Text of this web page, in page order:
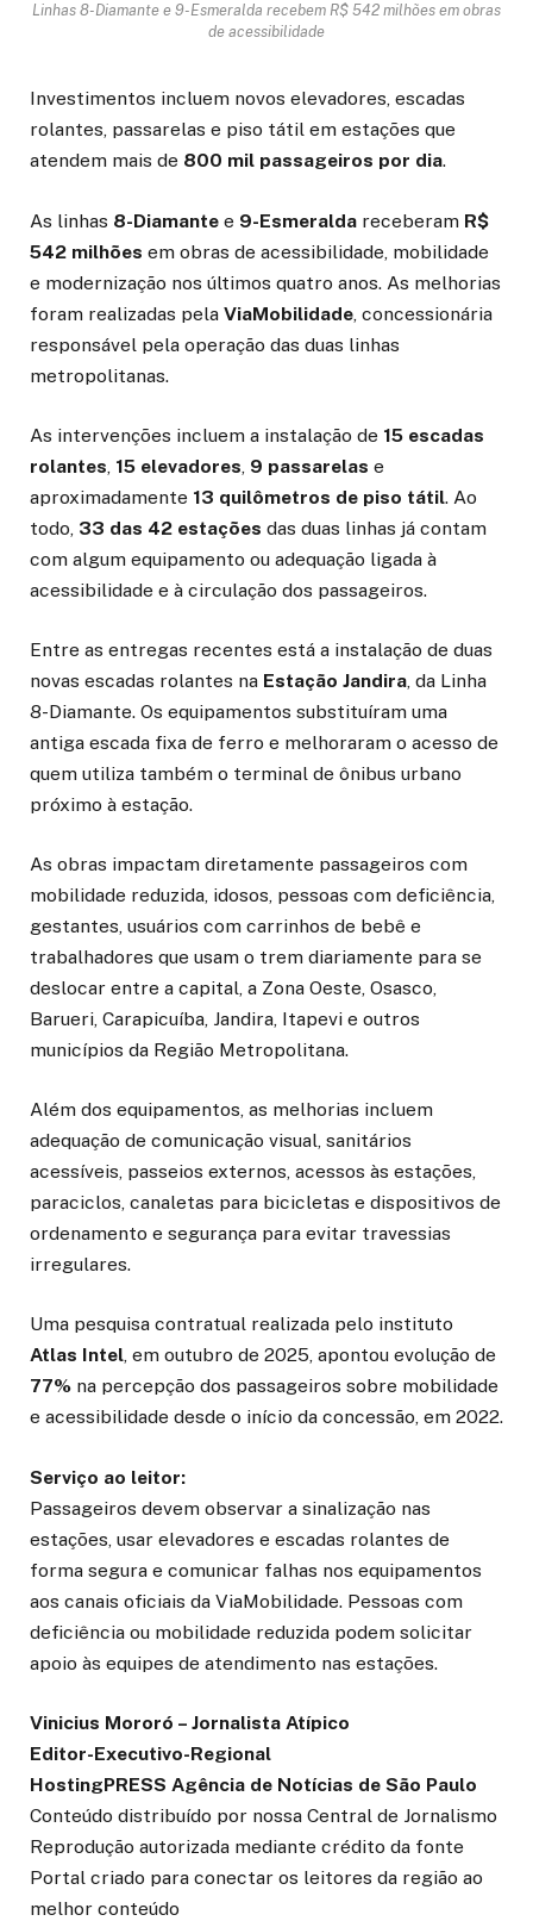
Linhas 8-Diamante e 9-Esmeralda recebem R$ 542 milhões em obras
de acessibilidade
Investimentos incluem novos elevadores, escadas
rolantes, passarelas e piso tátil em estações que
atendem mais de 800 mil passageiros por dia.
As linhas 8-Diamante e 9-Esmeralda receberam R$
542 milhões em obras de acessibilidade, mobilidade
e modernização nos últimos quatro anos. As melhorias
foram realizadas pela ViaMobilidade , concessionária
responsável pela operação das duas linhas
metropolitanas.
As intervenções incluem a instalação de 15 escadas
rolantes 15 elevadores 9 passarelas e
aproximadamente 13 quilômetros de piso tátil. Ao
todo, 33 das 42 estações das duas linhas já contam
com algum equipamento ou adequação ligada à
acessibilidade e à circulação dos passageiros.
Entre as entregas recentes está a instalação de duas
novas escadas rolantes na Estação Jandira, da Linha
8-Diamante. Os equipamentos substituíram uma
antiga escada fixa de ferro e melhoraram o acesso de
quem utiliza também o terminal de ônibus urbano
próximo à estação.
As obras impactam diretamente passageiros com
mobilidade reduzida, idosos, pessoas com deficiência,
gestantes, usuários com carrinhos de bebê e
trabalhadores que usam o trem diariamente para se
deslocar entre a capital, a Zona Oeste, Osasco,
Barueri, Carapicuíba, Jandira, Itapevi e outros
municípios da Região Metropolitana.
Além dos equipamentos, as melhorias incluem
adequação de comunicação visual, sanitários
acessíveis, passeios externos, acessos às estações,
paraciclos, canaletas para bicicletas e dispositivos de
ordenamento e segurança para evitar travessias
irregulares.
Uma pesquisa contratual realizada pelo instituto
Atlas Intel, em outubro de 2025, apontou evolução de
77% na percepção dos passageiros sobre mobilidade
e acessibilidade desde o início da concessão, em 2022.
Serviço ao leitor:
Passageiros devem observar a sinalização nas
estações, usar elevadores e escadas rolantes de
forma segura e comunicar falhas nos equipamentos
aos canais oficiais da ViaMobilidade. Pessoas com
deficiência ou mobilidade reduzida podem solicitar
apoio às equipes de atendimento nas estações.
Vinicius Mororó – Jornalista Atípico
Editor-Executivo-Regional
HostingPRESS Agência de Notícias de São Paulo
Conteúdo distribuído por nossa Central de Jornalismo
Reprodução autorizada mediante crédito da fonte
Portal criado para conectar os leitores da região ao
melhor conteúdo